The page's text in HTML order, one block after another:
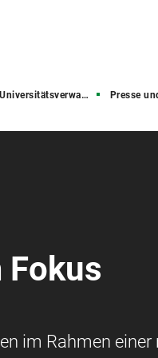
Presse und
Fokus
im Rahmen